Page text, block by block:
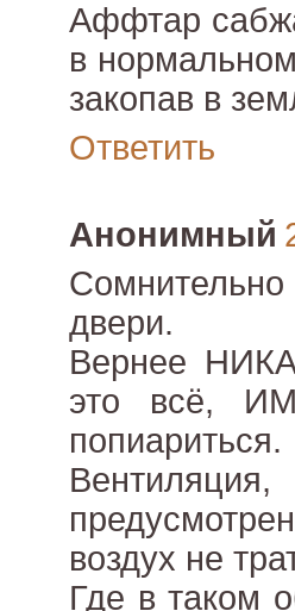
Аффтар
в
закопав в
Ответить
Анонимный
двери.
Вернее
это всё,
попиариться.
воздух не
Где в таком